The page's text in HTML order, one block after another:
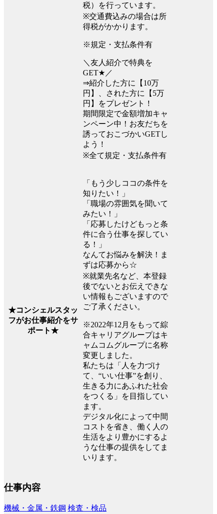
税）を行っています。
※交通費込みの場合は所
得税がかかります。
※規定・支払条件有
＼友人紹介で特典を
GET★／
⇒紹介した方に【10万
円】、された方に【5万
円】をプレゼント！
期間限定で金額増加キャ
ンペーン中！お友だちを
誘っておこづかいGETし
よう！
※全て規定・支払条件有
★コンシェルスタッ
フがお仕事紹介をサ
ポート★
「もう少しココの条件を
知りたい！」
「職場の雰囲気を聞いて
みたい！」
「応募したけどもっと条
件に合う仕事を探してい
る！」
なんてお悩みを解決！ま
ずは応募から☆
※就業先名など、本登録
後でないとお伝えできな
い情報もございますので
ご了承ください。
※2022年12月をもって綜
合キャリアグループはキ
ャムコムグループに名称
変更しました。
私たちは「人を力づけ
て、“いい仕事”を創り、
生きる力にあふれた社会
をつくる」を目指してい
ます。
デジタル化によって中間
コストを省き、働く人の
生活をより豊かにするよ
うな仕事の提供をしてま
いります。
仕事内容
機械・金属・鉄鋼 検査・検品